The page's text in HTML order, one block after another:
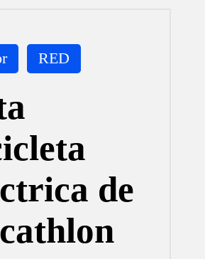
RED
de